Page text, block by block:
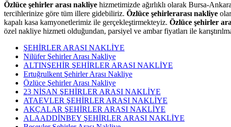
Özlüce şehirler arası nakliye hizmetimizde ağırlıklı olarak Bursa-
tercihlerinize göre tüm illere gidebiliriz. Özlüce şehirlerarası nakliye
kapalı kasa kamyonetlerimiz ile gerçekleştirmekteyiz. Özlüce şehirler
özel nakliye hizmeti olduğundan, parsiyel ve ambar fiyatları ile
ŞEHİRLER ARASI NAKLİYE
Nilüfer Şehirler Arası Nakliye
ALTINŞEHİR ŞEHİRLER ARASI NAKLİYE
Ertuğrulkent Şehirler Arası Nakliye
Özlüce Şehirler Arası Nakliye
23 NİSAN ŞEHİRLER ARASI NAKLİYE
ATAEVLER ŞEHİRLER ARASI NAKLİYE
AKÇALAR ŞEHİRLER ARASI NAKLİYE
ALAADDİNBEY ŞEHİRLER ARASI NAKLİYE